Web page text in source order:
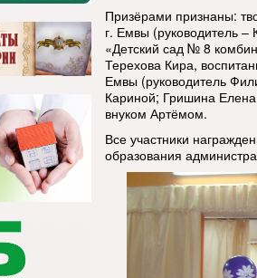
Призёрами признаны:
г. Емвы (руководитель
«Детский сад № 8
Терехова Кира,
Емвы (руководитель
Кариной; Гришина
внуком Артёмом.
Все участники
образования